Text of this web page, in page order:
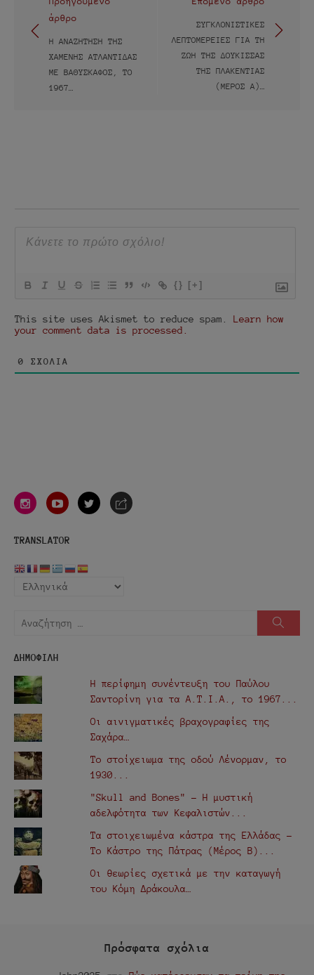
άρθρων
άρθρο
Η ΑΝΑΖΉΤΗΣΗ ΤΗΣ
ΧΑΜΈΝΗΣ ΑΤΛΑΝΤΊΔΑΣ
ΜΕ ΒΑΘΥΣΚΆΦΟΣ, ΤΟ
1967…
ΣΥΓΚΛΟΝΙΣΤΙΚΈΣ
ΛΕΠΤΟΜΈΡΕΙΕΣ ΓΙΑ ΤΗ
ΖΩΉ ΤΗΣ ΔΟΎΚΙΣΣΑΣ
ΤΗΣ ΠΛΑΚΕΝΤΊΑΣ
(ΜΈΡΟΣ Α)…
{} [+]
This site uses Akismet to reduce spam. Learn how
your comment data is processed.
0 ΣΧΌΛΙΑ
instagramyoutube twittere-
TRANSLATOR
Αναζήτηση
ΔΗΜΟΦΙΛΗ
Η περίφημη συνέντευξη του Παύλου
Σαντορίνη για τα Α.Τ.Ι.Α., τo 1967...
Οι αινιγματικές βραχογραφίες της
Σαχάρα…
Το στοίχειωμα της οδού Λένορμαν, το
1930...
"Skull and Bones" - Η μυστική
αδελφότητα των Κεφαλιστών...
Τα στοιχειωμένα κάστρα της Ελλάδας -
Το Κάστρο της Πάτρας (Μέρος Β)...
Οι θεωρίες σχετικά με την καταγωγή
του Κόμη Δράκουλα…
Πρόσφατα σχόλια